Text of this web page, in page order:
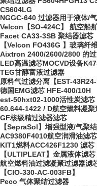
CS604LG
NGGC-640 过滤器用于液体/
Velcon【SO-424C】 航空船
Facet CA33-3SB 聚结器滤芯
【Velcon FO436G 】玻璃纤
Aixtron 2400/2600/2800 的
LED高温滤芯MOCVD设备
TEG甘醇富液过滤器
原料气过滤分离【EST-43R24-
德国EMG滤芯 HFE-400/10H
est-50hxt02-1000活性炭滤芯
60.644-1422 / D航空燃料凝聚
GF核级精过滤器滤芯
【SepraSol】增强型液/气聚
AC9380F4010航空润滑油滤芯
KIT1燃料ACC426F1230 滤芯
【ULTIPLEAT】金属液体滤芯
航空燃料油过滤凝聚过滤器滤
【CIO-330-AC-003FB】
Peco 气体聚结过滤器